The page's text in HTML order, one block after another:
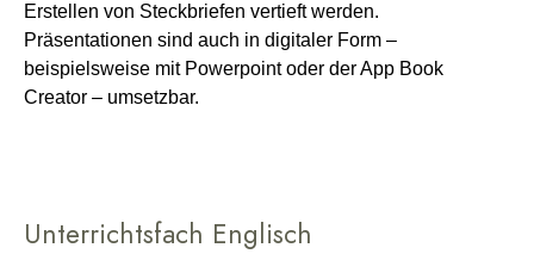
Erstellen von Steckbriefen vertieft werden.
Präsentationen sind auch in digitaler Form –
beispielsweise mit Powerpoint oder der App Book
Creator – umsetzbar.
Unterrichtsfach Englisch